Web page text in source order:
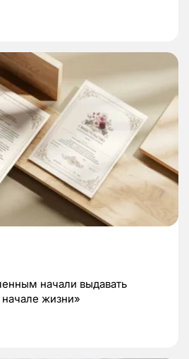
начали выдавать
жизни»